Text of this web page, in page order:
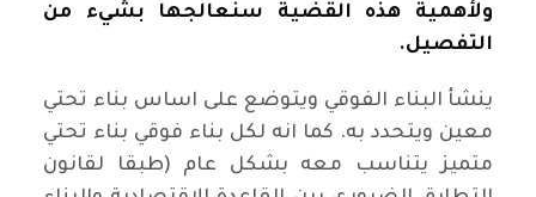
ولأهمية هذه القضية سنعالجها بشيء من
التفصيل.
ينشأ البناء الفوقي ويتوضع على اساس بناء تحتي
معين ويتحدد به. كما انه لكل بناء فوقي بناء تحتي
متميز يتناسب معه بشكل عام (طبقا لقانون